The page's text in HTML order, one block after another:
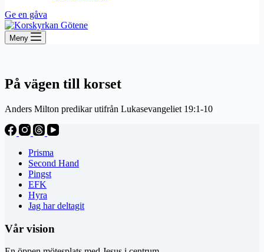
Ge en gåva
Meny
På vägen till korset
Anders Milton predikar utifrån Lukasevangeliet 19:1-10
Prisma
Second Hand
Pingst
EFK
Hyra
Jag har deltagit
Vår vision